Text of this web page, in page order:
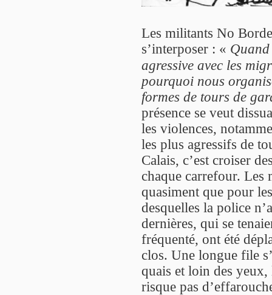
Les militants No
s’interposer : «
agressive avec les
pourquoi nous
formes de tours de
présence se veut
les violences,
les plus agressifs de
Calais, c’est croiser
chaque carrefour. Les
quasiment que pour
desquelles la police
dernières, qui se
fréquenté, ont été
clos. Une longue file
quais et loin des yeux,
risque pas